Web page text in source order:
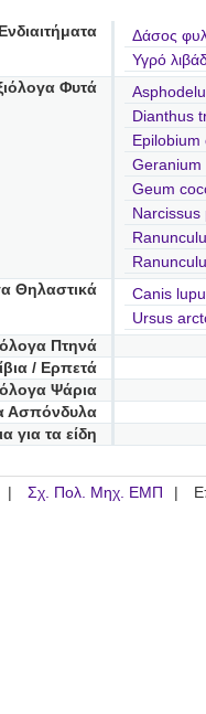
Δάσος
Υγρό
Φυτά
Dianthus
Epilobium
Geranium
Geum
Narcissus
Θηλαστικά
Canis
Ursus
Πτηνά
/ Ερπετά
Ψάρια
Ασπόνδυλα
για τα είδη
Σχ. Πολ. Μηχ. ΕΜΠ